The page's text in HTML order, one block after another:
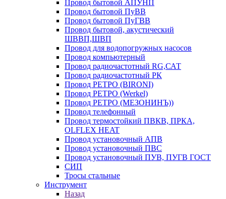
Провод бытовой АПУНП
Провод бытовой ПуВВ
Провод бытовой ПуГВВ
Провод бытовой, акустический
ШВВП,ШВП
Провод для водопогружных насосов
Провод компьютерный
Провод радиочастотный RG,САТ
Провод радиочастотный РК
Провод РЕТРО (BIRONI)
Провод РЕТРО (Werkel)
Провод РЕТРО (МЕЗОНИНЪ))
Провод телефонный
Провод термостойкий ПВКВ, ПРКА,
OLFLEX HEAT
Провод установочный АПВ
Провод установочный ПВС
Провод установочный ПУВ, ПУГВ ГОСТ
СИП
Тросы стальные
Инструмент
Назад